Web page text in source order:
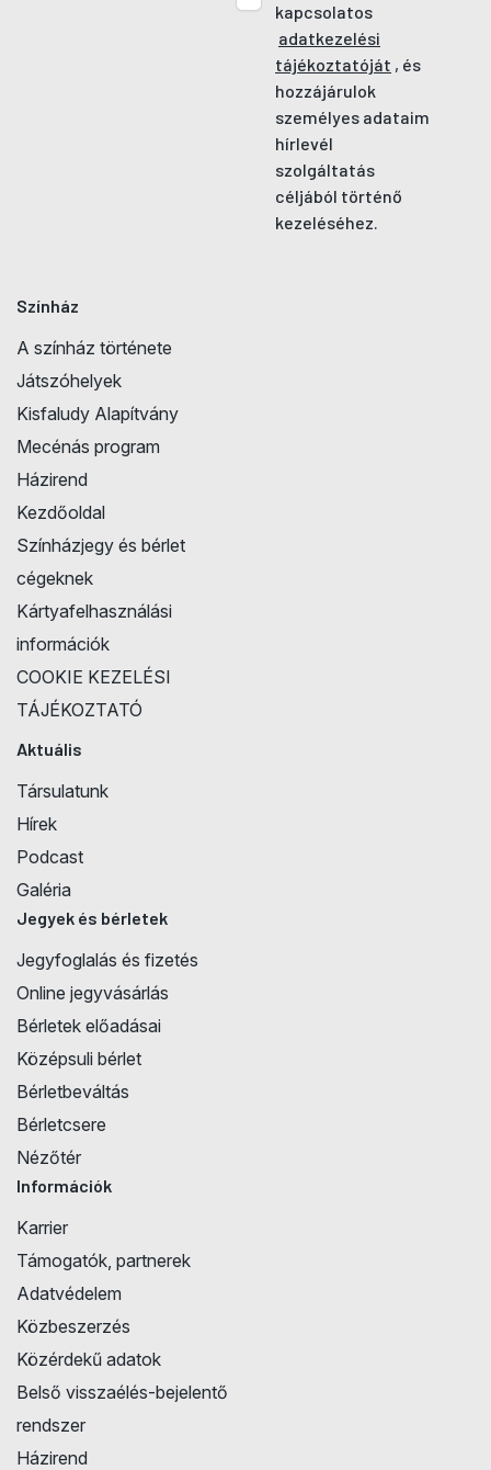
kapcsolatos
adatkezelési
tájékoztatóját , és
hozzájárulok
személyes adataim
hírlevél
szolgáltatás
céljából történő
kezeléséhez.
Színház
A színház története
Játszóhelyek
Kisfaludy Alapítvány
Mecénás program
Házirend
Kezdőoldal
Színházjegy és bérlet
cégeknek
Kártyafelhasználási
információk
COOKIE KEZELÉSI
TÁJÉKOZTATÓ
Aktuális
Társulatunk
Hírek
Podcast
Galéria
Jegyek és bérletek
Jegyfoglalás és fizetés
Online jegyvásárlás
Bérletek előadásai
Középsuli bérlet
Bérletbeváltás
Bérletcsere
Nézőtér
Információk
Karrier
Támogatók, partnerek
Adatvédelem
Közbeszerzés
Közérdekű adatok
Belső visszaélés-bejelentő
rendszer
Házirend